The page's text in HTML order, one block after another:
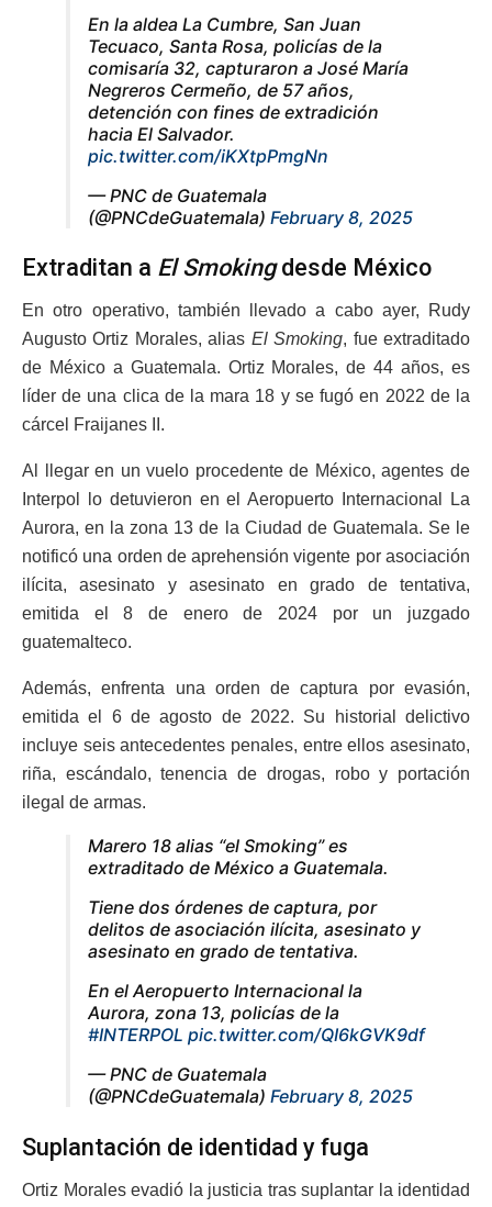
En la aldea La Cumbre, San Juan
Tecuaco, Santa Rosa, policías de la
comisaría 32, capturaron a José María
Negreros Cermeño, de 57 años,
detención con fines de extradición
hacia El Salvador.
pic.twitter.com/iKXtpPmgNn
— PNC de Guatemala
(@PNCdeGuatemala) February 8, 2025
Extraditan a El Smokingdesde México
En otro operativo, también llevado a cabo ayer, Rudy
Augusto Ortiz Morales, alias El Smoking, fue extraditado
de México a Guatemala. Ortiz Morales, de 44 años, es
líder de una clica de la mara 18 y se fugó en 2022 de la
cárcel Fraijanes II.
Al llegar en un vuelo procedente de México, agentes de
Interpol lo detuvieron en el Aeropuerto Internacional La
Aurora, en la zona 13 de la Ciudad de Guatemala. Se le
notificó una orden de aprehensión vigente por asociación
ilícita, asesinato y asesinato en grado de tentativa,
emitida el 8 de enero de 2024 por un juzgado
guatemalteco.
Además, enfrenta una orden de captura por evasión,
emitida el 6 de agosto de 2022. Su historial delictivo
incluye seis antecedentes penales, entre ellos asesinato,
riña, escándalo, tenencia de drogas, robo y portación
ilegal de armas.
Marero 18 alias “el Smoking” es
extraditado de México a Guatemala.
Tiene dos órdenes de captura, por
delitos de asociación ilícita, asesinato y
asesinato en grado de tentativa.
En el Aeropuerto Internacional la
Aurora, zona 13, policías de la
#INTERPOL pic.twitter.com/QI6kGVK9df
— PNC de Guatemala
(@PNCdeGuatemala) February 8, 2025
Suplantación de identidad y fuga
Ortiz Morales evadió la justicia tras suplantar la identidad